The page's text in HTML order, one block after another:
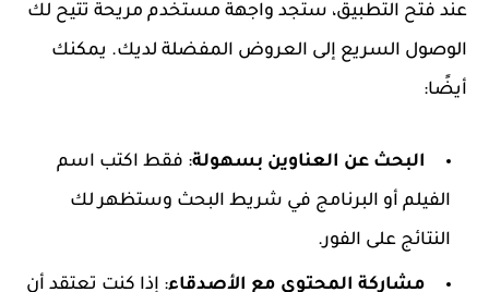
عند فتح التطبيق، ستجد واجهة مستخدم مريحة تتيح لك
الوصول السريع إلى العروض المفضلة لديك. يمكنك
أيضًا:
البحث عن العناوين بسهولة: فقط اكتب اسم
الفيلم أو البرنامج في شريط البحث وستظهر لك
النتائج على الفور.
مشاركة المحتوى مع الأصدقاء: إذا كنت تعتقد أن